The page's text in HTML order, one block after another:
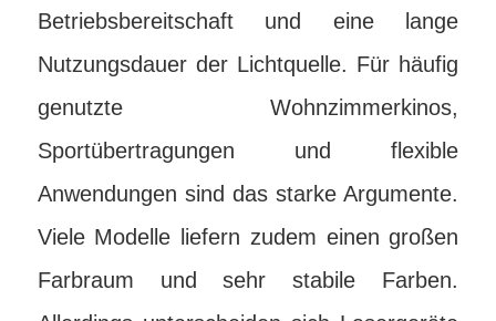
Betriebsbereitschaft und eine lange
Nutzungsdauer der Lichtquelle. Für häufig
genutzte Wohnzimmerkinos,
Sportübertragungen und flexible
Anwendungen sind das starke Argumente.
Viele Modelle liefern zudem einen großen
Farbraum und sehr stabile Farben.